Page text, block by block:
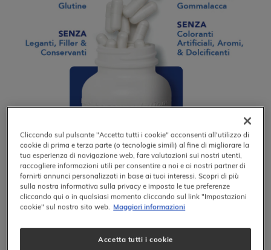
Zero Compromessi, Pura
Sostanza
Noi di Pure Encapsulations
crediamo
Cliccando sul pulsante "Accetta tutti i cookie" acconsenti all'utilizzo di
cookie di prima e terza parte (o tecnologie simili) al fine di migliorare la
tua esperienza di navigazione web, fare valutazioni sui nostri utenti,
raccogliere informazioni utili per consentire a noi e ai nostri partner di
fornirti annunci personalizzati in base ai tuoi interessi. Scopri di più
sulla nostra informativa sulla privacy e imposta le tue preferenze
cliccando qui o in qualsiasi momento cliccando sul link "Impostazioni
cookie" sul nostro sito web. Maggiori informazioni
Accetta tutti i cookie